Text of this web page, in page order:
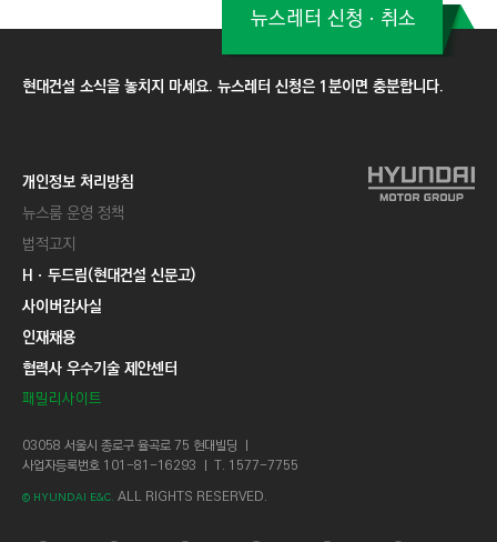
현대건설 소식을 놓치지 마세요. 뉴스레터 신청은 1분이면 충분합니다.
뉴스레터 신청ㆍ취소
개인정보 처리방침
뉴스룸 운영 정책
법적고지
Hㆍ두드림(현대건설 신문고)
사이버감사실
인재채용
협력사 우수기술 제안센터
패밀리사이트
03058 서울시 종로구 율곡로 75 현대빌딩 ㅣ
사업자등록번호 101-81-16293 ㅣ T. 1577-7755
© HYUNDAI E&C. ALL RIGHTS RESERVED.